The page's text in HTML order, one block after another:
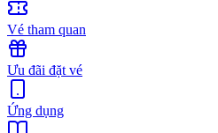
Vé tham quan
Ưu đãi đặt vé
Ứng dụng